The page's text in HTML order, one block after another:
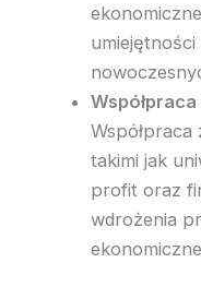
Współpraca
takimi jak
profit oraz
wdrożenia